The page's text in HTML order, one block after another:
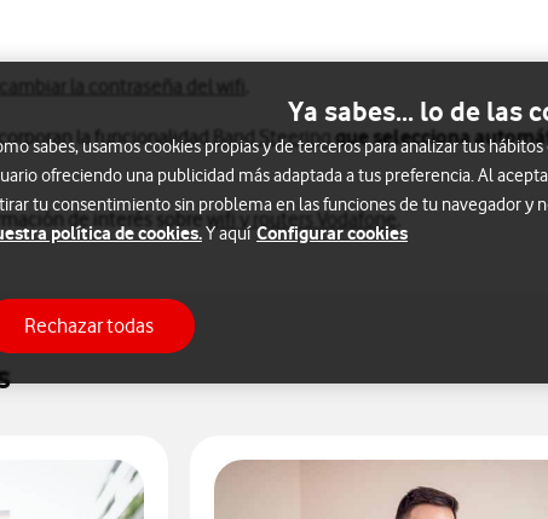
cambiar la contraseña del wifi
la funcionalidadBand Steeringque selecciona
de interés sobre wifi y routers Vodafone
Ya sabes... lo de las
sabes, usamos cookies propias y de terceros para analizar tus
ofreciendo una publicidad más adaptada a tus preferencia. Al
tu consentimiento sin problema en las funciones de tu navegador y
política de cookies.Y aquí Configurar cookies
Rechazar todas